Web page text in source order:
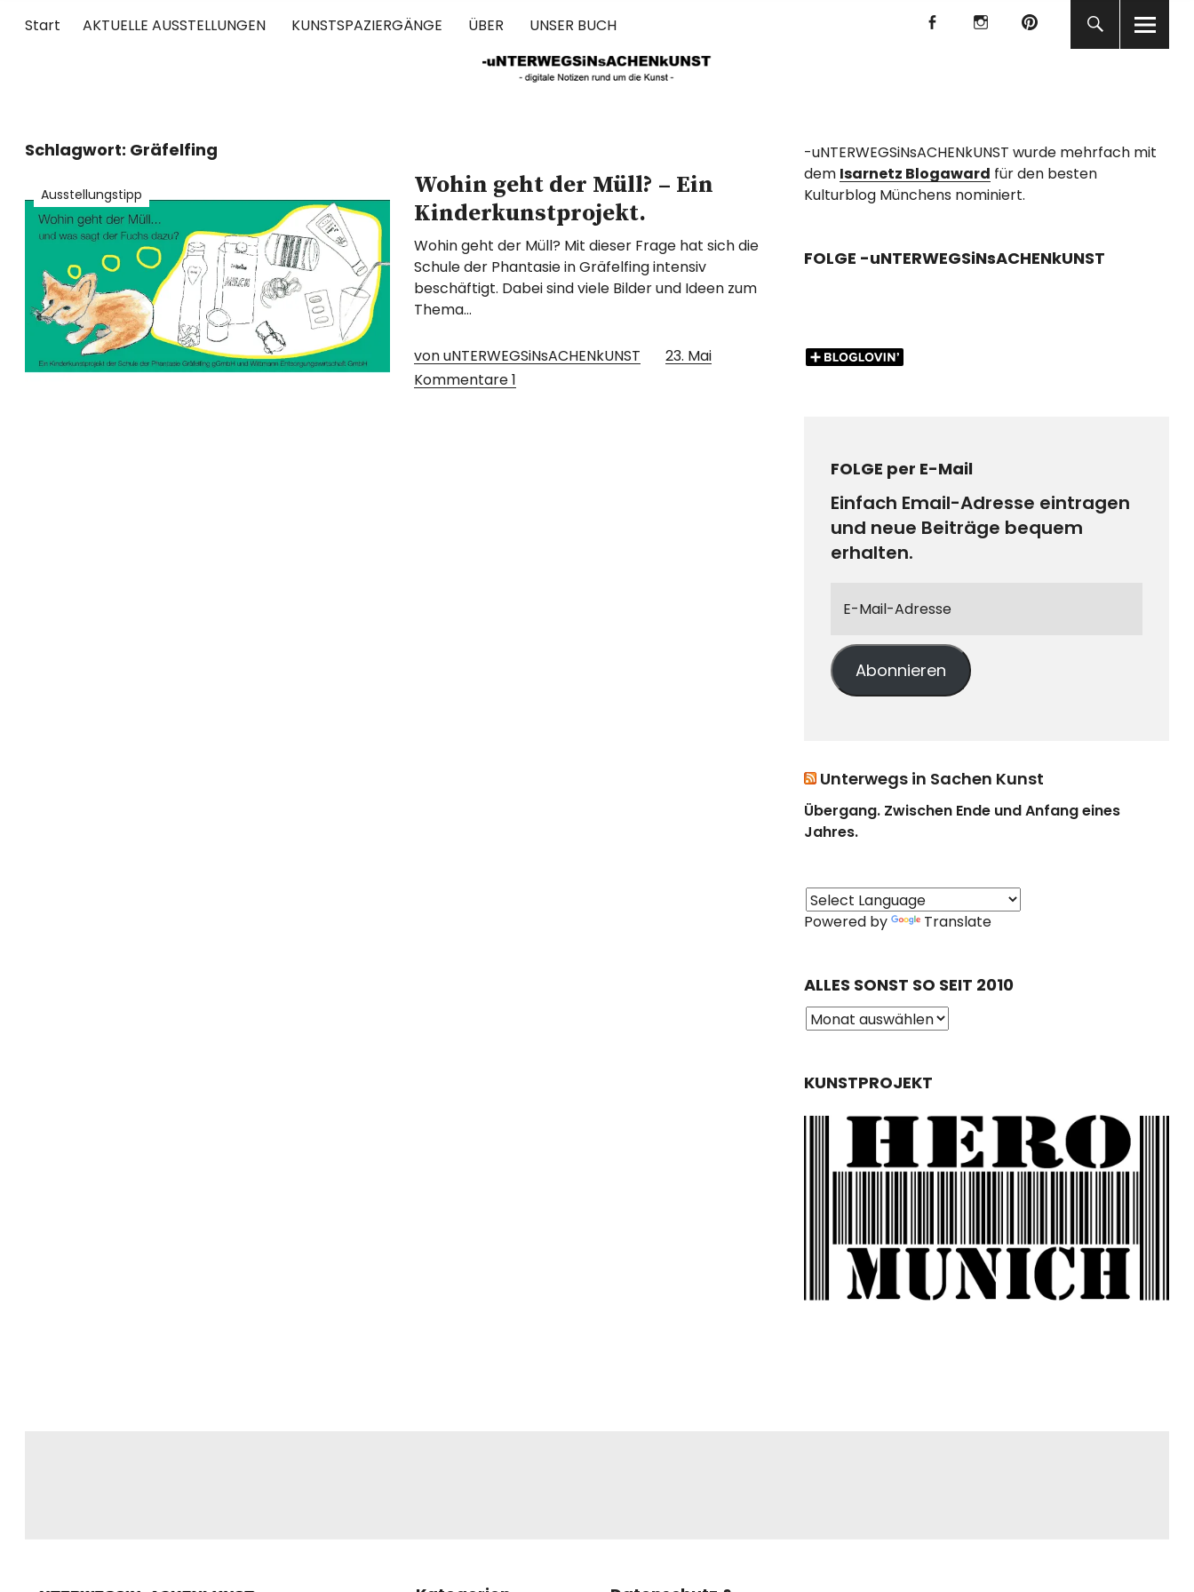
Start AKTUELLE AUSSTELLUNGEN KUNSTSPAZIERGÄNGE ÜBER UNSER BUCH
UNTERWEGS IN SACHEN KUNST
f I P
Schlagwort: Gräfelfing
Ausstellungstipp
Wohin geht der Müll? – Ein
Kinderkunstprojekt.
Wohin geht der Müll? Mit dieser Frage hat sich die
Schule der Phantasie in Gräfelfing intensiv
beschäftigt. Dabei sind viele Bilder und Ideen zum
Thema…
von uNTERWEGSiNsACHENkUNST
23. Mai
Kommentare1
-uNTERWEGSiNsACHENkUNST wurde mehrfach mit
dem Isarnetz Blogaward für den besten
Kulturblog Münchens nominiert.
FOLGE -uNTERWEGSiNsACHENkUNST
FOLGE per E-Mail
Einfach Email-Adresse eintragen
und neue Beiträge bequem
erhalten.
Abonnieren
Unterwegs in Sachen Kunst
Übergang. Zwischen Ende und Anfang eines
Jahres.
Powered by Translate
ALLES SONST SO SEIT 2010
KUNSTPROJEKT